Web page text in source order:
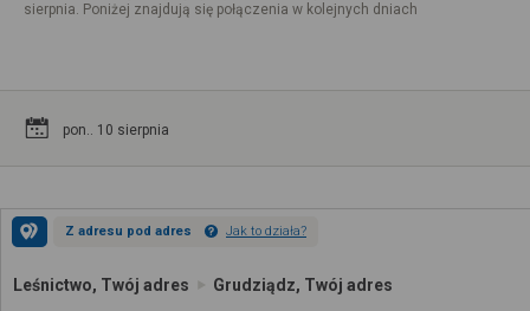
sierpnia. Poniżej znajdują się połączenia w kolejnych dniach
pon.. 10 sierpnia
Z adresu pod adres Jak to działa?
Leśnictwo, Twój adres Grudziądz, Twój adres